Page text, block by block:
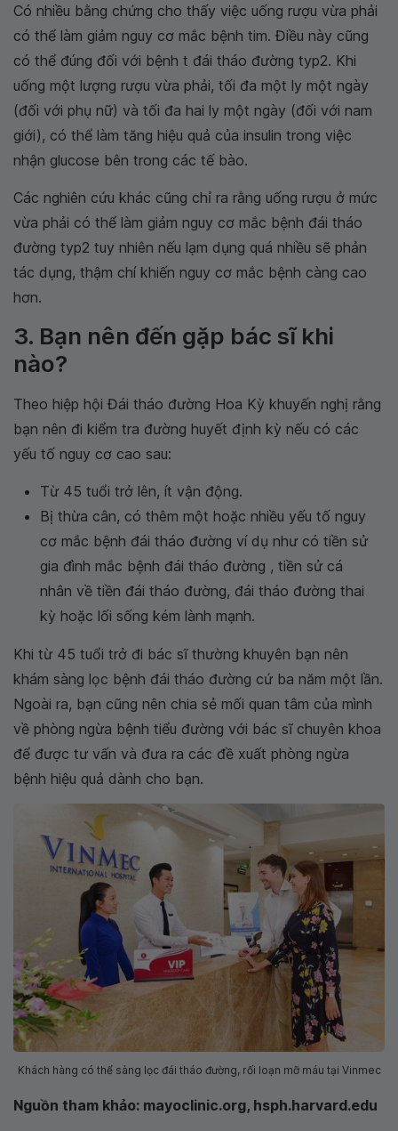
Có nhiều bằng chứng cho thấy việc uống rượu vừa phải
có thể làm giảm nguy cơ mắc bệnh tim. Điều này cũng
có thể đúng đối với bệnh t đái tháo đường typ2. Khi
uống một lượng rượu vừa phải, tối đa một ly một ngày
(đối với phụ nữ) và tối đa hai ly một ngày (đối với nam
giới), có thể làm tăng hiệu quả của insulin trong việc
nhận glucose bên trong các tế bào.
Các nghiên cứu khác cũng chỉ ra rằng uống rượu ở mức
vừa phải có thể làm giảm nguy cơ mắc bệnh đái tháo
đường typ2 tuy nhiên nếu lạm dụng quá nhiều sẽ phản
tác dụng, thậm chí khiến nguy cơ mắc bệnh càng cao
hơn.
3. Bạn nên đến gặp bác sĩ khi
nào?
Theo hiệp hội Đái tháo đường Hoa Kỳ khuyến nghị rằng
bạn nên đi kiểm tra đường huyết định kỳ nếu có các
yếu tố nguy cơ cao sau:
Từ 45 tuổi trở lên, ít vận động.
Bị thừa cân, có thêm một hoặc nhiều yếu tố nguy
cơ mắc bệnh đái tháo đường ví dụ như có tiền sử
gia đình mắc bệnh đái tháo đường , tiền sử cá
nhân về tiền đái tháo đường, đái tháo đường thai
kỳ hoặc lối sống kém lành mạnh.
Khi từ 45 tuổi trở đi bác sĩ thường khuyên bạn nên
khám sàng lọc bệnh đái tháo đường cứ ba năm một lần.
Ngoài ra, bạn cũng nên chia sẻ mối quan tâm của mình
về phòng ngừa bệnh tiểu đường với bác sĩ chuyên khoa
để được tư vấn và đưa ra các đề xuất phòng ngừa
bệnh hiệu quả dành cho bạn.
Khách hàng có thể sàng lọc đái tháo đường, rối loạn mỡ máu tại Vinmec
Nguồn tham khảo: mayoclinic.org, hsph.harvard.edu